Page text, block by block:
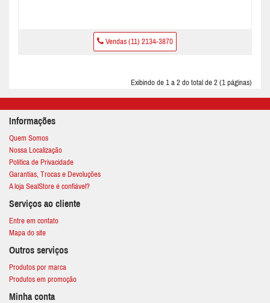
Vendas (11) 2134-3870
Exibindo de 1 a 2 do total de 2 (1 páginas)
Informações
Quem Somos
Nossa Localização
Política de Privacidade
Garantias, Trocas e Devoluções
A loja SealStore é confiável?
Serviços ao cliente
Entre em contato
Mapa do site
Outros serviços
Produtos por marca
Produtos em promoção
Minha conta